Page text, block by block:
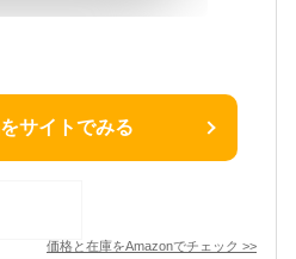
サイトでみる
価格と在庫をAmazonでチェック >>